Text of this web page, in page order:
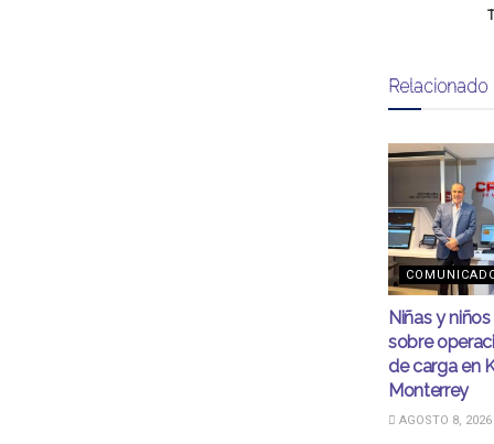
Relacionado
Niñas y
sobre
de carga en
Monterrey
AGOSTO 8, 2026